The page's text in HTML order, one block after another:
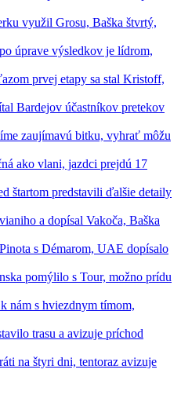
využil Grosu, Baška štvrtý,
úprave výsledkov je lídrom,
prvej etapy sa stal Kristoff,
Bardejov účastníkov pretekov
zaujímavú bitku, vyhrať môžu
ako vlani, jazdci prejdú 17
štartom predstavili ďalšie detaily
a dopísal Vakoča, Baška
s Démarom, UAE dopísalo
pomýlilo s Tour, možno prídu
nám s hviezdnym tímom,
trasu a avizuje príchod
na štyri dni, tentoraz avizuje